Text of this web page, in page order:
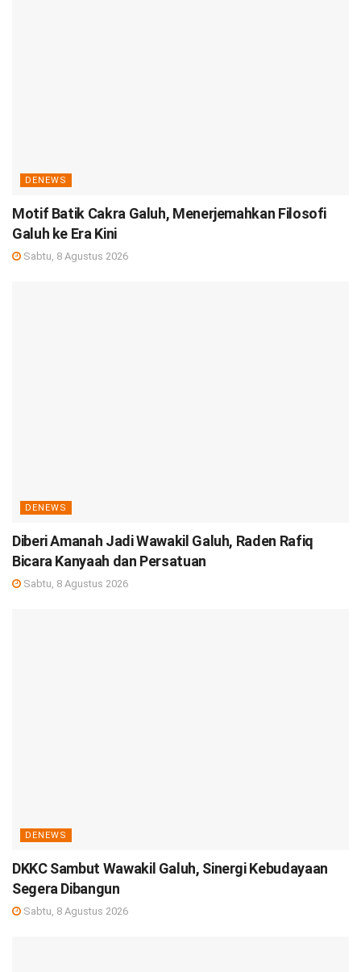
DENEWS
Motif Batik Cakra Galuh, Menerjemahkan Filosofi
Galuh ke Era Kini
Sabtu, 8 Agustus 2026
DENEWS
Diberi Amanah Jadi Wawakil Galuh, Raden Rafiq
Bicara Kanyaah dan Persatuan
Sabtu, 8 Agustus 2026
DENEWS
DKKC Sambut Wawakil Galuh, Sinergi Kebudayaan
Segera Dibangun
Sabtu, 8 Agustus 2026